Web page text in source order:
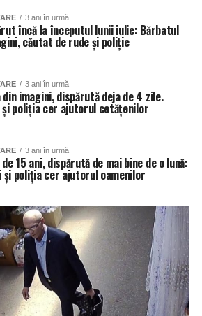
3 ani în urmă
încă la începutul lunii iulie: Bărbatul
căutat de rude și poliție
3 ani în urmă
din imagini, dispărută deja de 4 zile.
și poliția cer ajutorul cetățenilor
3 ani în urmă
15 ani, dispărută de mai bine de o lună:
și poliția cer ajutorul oamenilor